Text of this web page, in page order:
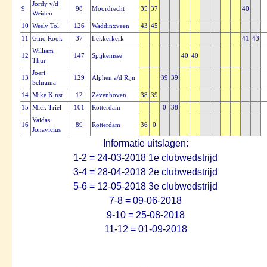
9
Jordy v/d
Weiden
98 Moordrecht 35 37 40
10 Wesly Tol 126 Waddinxveen 43 45
11
Gino Rook 37 Lekkerkerk 41 43
12
William
Thur
147 Spijkenisse 40 40
13
Joeri
Schrama
129 Alphen a/d Rijn 39 39
14 Mike K nst 12 Zevenhoven 38 39
15
Mick Triel 101 Rotterdam 0 38
16
Vaidas
Jonavicius
89 Rotterdam 36 0
Informatie uitslagen:
1-2 = 24-03-2018 1e clubwedstrijd
3-4 = 28-04-2018 2e clubwedstrijd
5-6 = 12-05-2018 3e clubwedstrijd
7-8 = 09-06-2018
9-10 = 25-08-2018
11-12 = 01-09-2018